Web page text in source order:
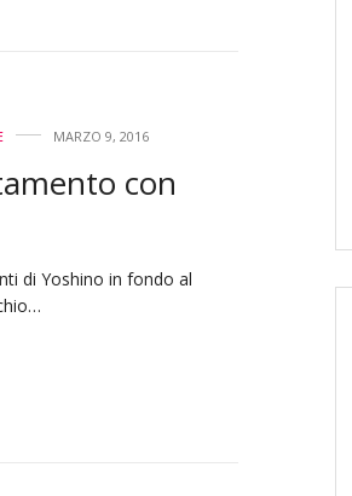
MARZO 9, 2016
con
di Yoshino in fondo al